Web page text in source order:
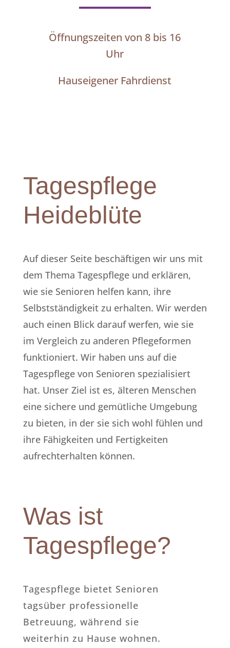
Öffnungszeiten von 8 bis 16
Uhr
Hauseigener Fahrdienst
Tagespflege
Heideblüte
Auf dieser Seite beschäftigen wir uns mit
dem Thema Tagespflege und erklären,
wie sie Senioren helfen kann, ihre
Selbstständigkeit zu erhalten. Wir werden
auch einen Blick darauf werfen, wie sie
im Vergleich zu anderen Pflegeformen
funktioniert. Wir haben uns auf die
Tagespflege von Senioren spezialisiert
hat. Unser Ziel ist es, älteren Menschen
eine sichere und gemütliche Umgebung
zu bieten, in der sie sich wohl fühlen und
ihre Fähigkeiten und Fertigkeiten
aufrechterhalten können.
Was ist
Tagespflege?
Tagespflege bietet Senioren
tagsüber professionelle
Betreuung, während sie
weiterhin zu Hause wohnen.